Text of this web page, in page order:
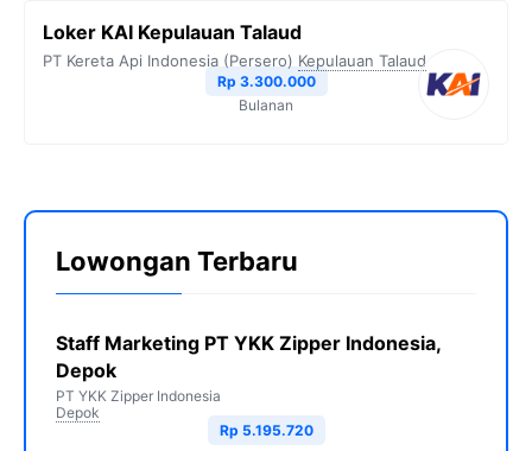
Loker KAI Kepulauan Talaud
PT Kereta Api Indonesia (Persero) Kepulauan Talaud
Rp 3.300.000
Bulanan
Lowongan Terbaru
Staff Marketing PT YKK Zipper Indonesia,
Depok
PT YKK Zipper Indonesia
Depok
Rp 5.195.720